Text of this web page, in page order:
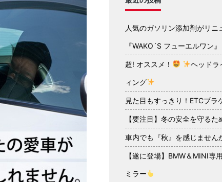
人気のガソリン添加剤がリニ
『WAKO´S フューエルワン』
超! オススメ！ ヘッドラ
ィング
見た目もすっきり！ETCブラ
【要注目】冬の安全を守るた
車内でも『秋』を感じません
【遂に登場】BMW＆MINI専
ミラー